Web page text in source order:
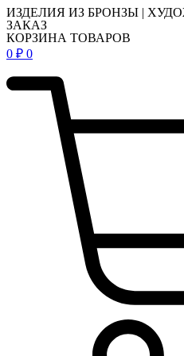
ИЗДЕЛИЯ ИЗ БРОНЗЫ |
ЗАКАЗ
КОРЗИНА ТОВАРОВ
0 ₽ 0